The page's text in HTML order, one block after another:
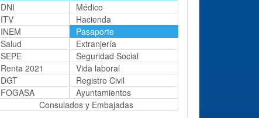
DNI
Médico
ITV
Hacienda
INEM
Pasaporte
Salud
Extranjería
SEPE
Seguridad Social
Renta 2021
Vida laboral
DGT
Registro Civil
FOGASA
Ayuntamientos
Consulados y Embajadas